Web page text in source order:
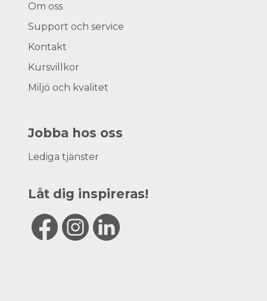
Om oss
Support och service
Kontakt
Kursvillkor
Miljö och kvalitet
Jobba hos oss
Lediga tjänster
Låt dig inspireras!